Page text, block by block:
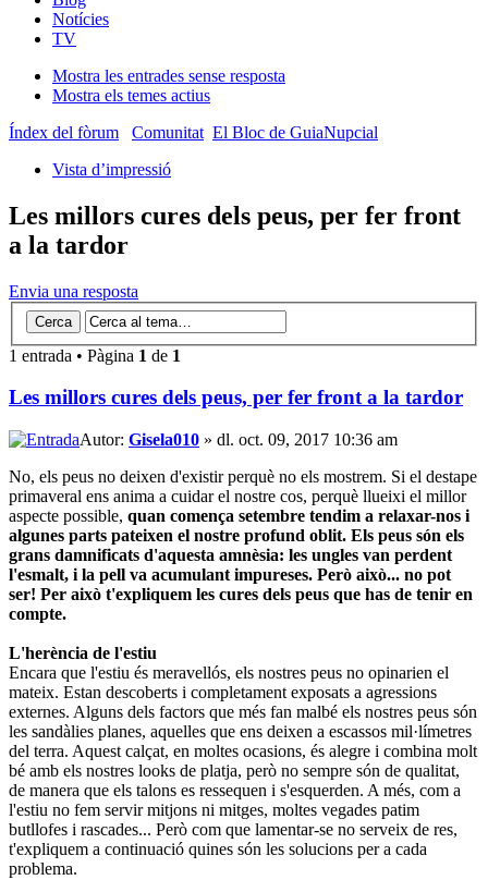
Notícies
TV
Mostra les entrades sense resposta
Mostra els temes actius
Índex del fòrum
Comunitat El Bloc de GuiaNupcial
Vista d’impressió
Les millors cures dels peus, per fer front
a la tardor
Envia una resposta
1 entrada • Pàgina 1 de 1
Les millors cures dels peus, per fer front a la tardor
Autor: Gisela010 » dl. oct. 09, 2017 10:36 am
No, els peus no deixen d'existir perquè no els mostrem. Si el destape
primaveral ens anima a cuidar el nostre cos, perquè llueixi el millor
aspecte possible, quan comença setembre tendim a relaxar-nos i
algunes parts pateixen el nostre profund oblit. Els peus són els
grans damnificats d'aquesta amnèsia: les ungles van perdent
l'esmalt, i la pell va acumulant impureses. Però això... no pot
ser! Per això t'expliquem les cures dels peus que has de tenir en
compte.
L'herència de l'estiu
Encara que l'estiu és meravellós, els nostres peus no opinarien el
mateix. Estan descoberts i completament exposats a agressions
externes. Alguns dels factors que més fan malbé els nostres peus són
les sandàlies planes, aquelles que ens deixen a escassos mil·límetres
del terra. Aquest calçat, en moltes ocasions, és alegre i combina molt
bé amb els nostres looks de platja, però no sempre són de qualitat,
de manera que els talons es ressequen i s'esquerden. A més, com a
l'estiu no fem servir mitjons ni mitges, moltes vegades patim
butllofes i rascades... Però com que lamentar-se no serveix de res,
t'expliquem a continuació quines són les solucions per a cada
problema.